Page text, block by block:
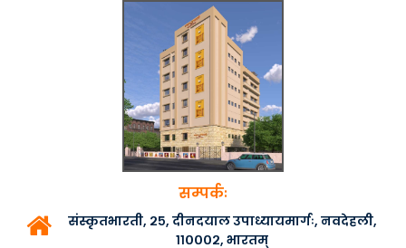
सम्पर्कः
संस्कृतभारती, २५, दीनदयाल उपाध्यायमार्गः, नवदेहली,
११०००२, भारतम्